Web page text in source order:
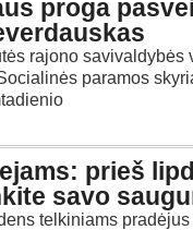
proga
rajono savivaldybės
paramos
prieš
savo
telkiniams